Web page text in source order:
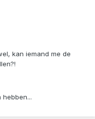
kan iemand me de